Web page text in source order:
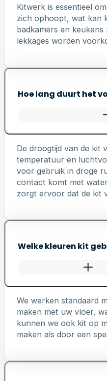
Kitwerk is essentieel
zich ophoopt, wat kan
badkamers en
lekkages worden
Hoe lang duurt het
De droogtijd van de kit
temperatuur en
voor gebruik in droge
contact komt met
zorgt ervoor dat de kit
Welke kleuren kit
We werken standaard
maken met uw vloer,
kunnen we ook kit op
maken als door een